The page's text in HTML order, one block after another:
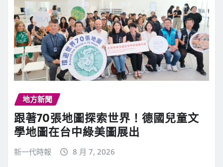
地方新聞
跟著70張地圖探索世界！德國兒童文
學地圖在台中綠美圖展出
新一代時報 8 月 7, 2026